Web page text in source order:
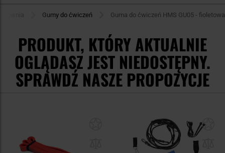
Gumy do ćwiczeń Guma do ćwiczeń HMS GU05 - fioletowa
PRODUKT, KTÓRY AKTUALNIE
OGLĄDASZ JEST NIEDOSTĘPNY.
SPRAWDŹ NASZE PROPOZYCJE